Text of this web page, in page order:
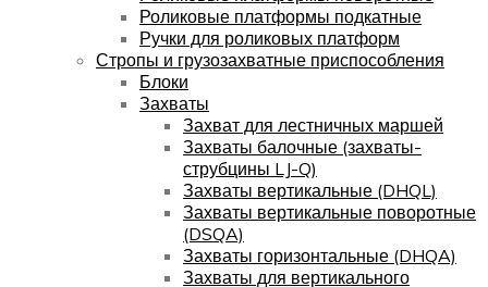
Роликовые платформы подкатные
Ручки для роликовых платформ
Стропы и грузозахватные приспособления
Блоки
Захваты
Захват для лестничных маршей
Захваты балочные (захваты-
струбцины LJ-Q)
Захваты вертикальные (DHQL)
Захваты вертикальные поворотные
(DSQA)
Захваты горизонтальные (DHQA)
Захваты для вертикального